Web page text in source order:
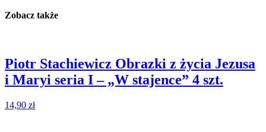
Zobacz także
Piotr Stachiewicz Obrazki z życia Jezusa
i Maryi seria I – „W stajence” 4 szt.
14,90 zł